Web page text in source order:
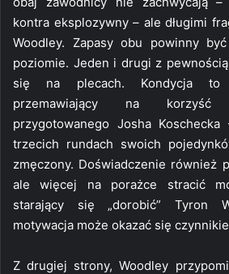
kontra eksplozywny – ale długimi
Woodley. Zapasy obu powinny
poziomie. Jeden i drugi z
się na plecach. Kondycja to
przemawiający na
przygotowanego Josha
trzecich rundach swoich
zmęczony. Doświadczenie również
ale więcej na porażce stracić
starający się „dorobić” Tyron
motywacja może okazać się
Z drugiej strony, Woodley